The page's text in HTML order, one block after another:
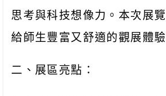
思考與科技想像力。本次展
給師生豐富又舒適的觀展體驗
二、展區亮點：